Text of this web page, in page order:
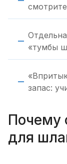
«тумбы
запас:
Почему
для